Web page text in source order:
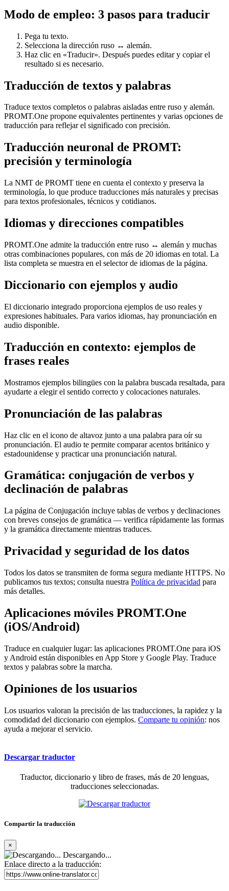
Modo de empleo: 3 pasos para traducir
Pega tu texto.
Selecciona la dirección ruso ↔ alemán.
Haz clic en «Traducir». Después puedes editar y copiar el
resultado si es necesario.
Traducción de textos y palabras
Traduce textos completos o palabras aisladas entre ruso y alemán.
PROMT.One propone equivalentes pertinentes y varias opciones de
traducción para reflejar el significado con precisión.
Traducción neuronal de PROMT:
precisión y terminología
La NMT de PROMT tiene en cuenta el contexto y preserva la
terminología, lo que produce traducciones más naturales y precisas
para textos profesionales, técnicos y cotidianos.
Idiomas y direcciones compatibles
PROMT.One admite la traducción entre ruso ↔ alemán y muchas
otras combinaciones populares, con más de 20 idiomas en total. La
lista completa se muestra en el selector de idiomas de la página.
Diccionario con ejemplos y audio
El diccionario integrado proporciona ejemplos de uso reales y
expresiones habituales. Para varios idiomas, hay pronunciación en
audio disponible.
Traducción en contexto: ejemplos de
frases reales
Mostramos ejemplos bilingües con la palabra buscada resaltada, para
ayudarte a elegir el sentido correcto y colocaciones naturales.
Pronunciación de las palabras
Haz clic en el icono de altavoz junto a una palabra para oír su
pronunciación. El audio te permite comparar acentos británico y
estadounidense y practicar una pronunciación natural.
Gramática: conjugación de verbos y
declinación de palabras
La página de Conjugación incluye tablas de verbos y declinaciones
con breves consejos de gramática — verifica rápidamente las formas
y la gramática directamente mientras traduces.
Privacidad y seguridad de los datos
Todos los datos se transmiten de forma segura mediante HTTPS. No
publicamos tus textos; consulta nuestra Política de privacidad para
más detalles.
Aplicaciones móviles PROMT.One
(iOS/Android)
Traduce en cualquier lugar: las aplicaciones PROMT.One para iOS
y Android están disponibles en App Store y Google Play. Traduce
textos y palabras sobre la marcha.
Opiniones de los usuarios
Los usuarios valoran la precisión de las traducciones, la rapidez y la
comodidad del diccionario con ejemplos. Comparte tu opinión: nos
ayuda a mejorar el servicio.
Descargar traductor
Traductor, diccionario y libro de frases, más de 20 lenguas,
traducciones seleccionadas.
Compartir la traducción
×
Descargando...
Enlace directo a la traducción: